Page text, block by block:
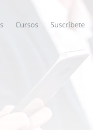
Cursos Suscríbete